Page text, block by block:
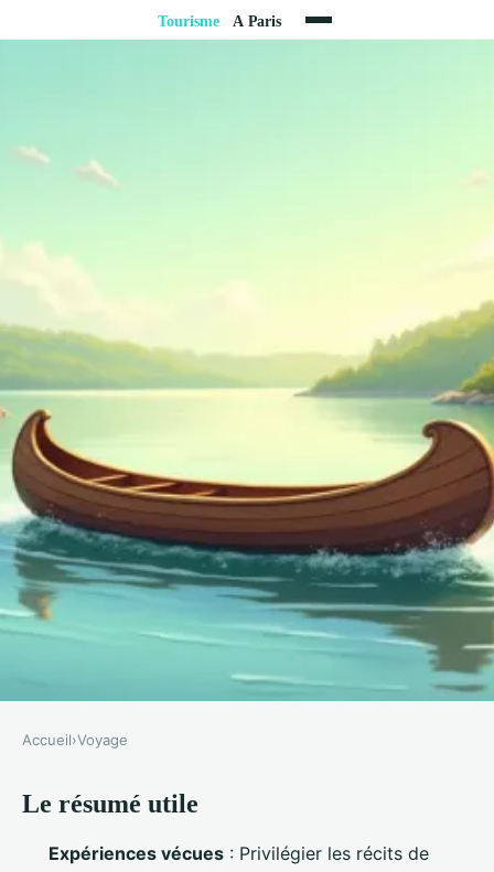
VOYAGE
Éveiller votre aventure avec La
Loutre Vadrouille
Accueil›Voyage
Le résumé utile
Expériences vécues : Privilégier les récits de